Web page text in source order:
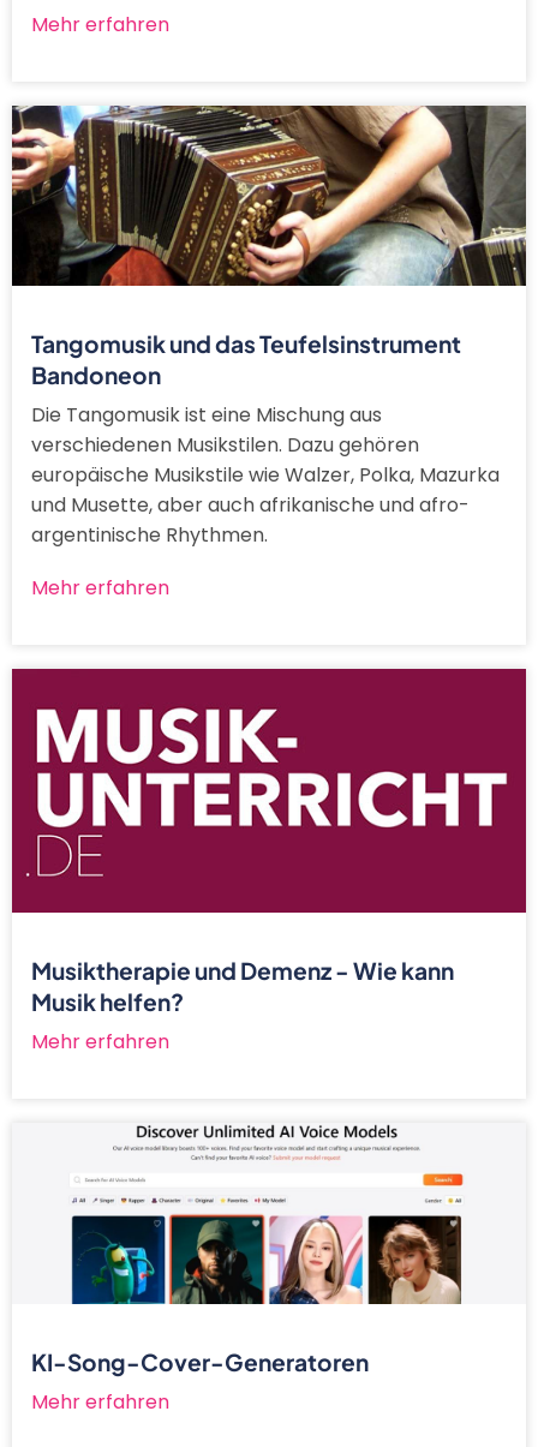
Mehr erfahren
Tangomusik und das Teufelsinstrument
Bandoneon
Die Tangomusik ist eine Mischung aus
verschiedenen Musikstilen. Dazu gehören
europäische Musikstile wie Walzer, Polka, Mazurka
und Musette, aber auch afrikanische und afro-
argentinische Rhythmen.
Mehr erfahren
Musiktherapie und Demenz - Wie kann
Musik helfen?
Mehr erfahren
KI-Song-Cover-Generatoren
Mehr erfahren